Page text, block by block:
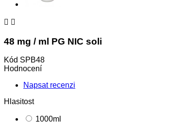
 
48 mg / ml PG NIC soli
Kód SPB48
Hodnocení
Napsat recenzi
Hlasitost
1000ml